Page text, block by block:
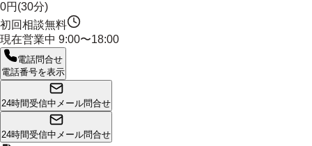
0円(30分)
初回相談無料
現在営業中 9:00〜18:00
電話問合せ
電話番号を表示
24時間受信中 メール問合せ
24時間受信中 メール問合せ